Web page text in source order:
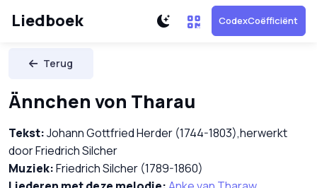
Liedboek CodexCoëfficiënt
Terug
Ännchen von Tharau
Tekst:Johann Gottfried Herder (1744-1803),herwerkt
door Friedrich Silcher
Muziek:Friedrich Silcher (1789-1860)